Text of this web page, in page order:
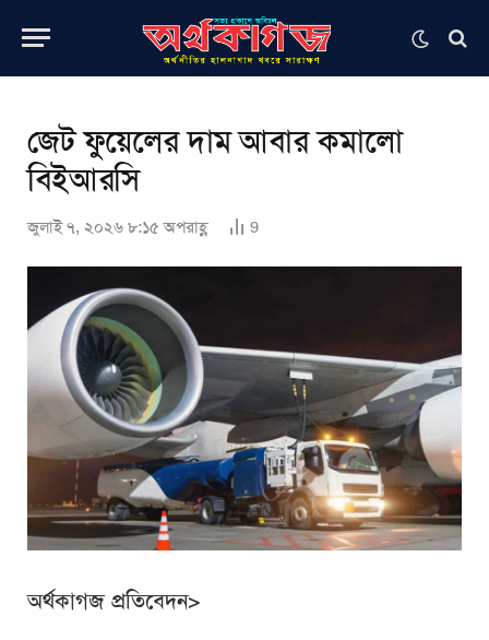
জেট ফুয়েলের দাম আবার কমালো
বিইআরসি
জুলাই ৭, ২০২৬ ৮:১৫ অপরাহ্ণ 9
অর্থকাগজ প্রতিবেদন>